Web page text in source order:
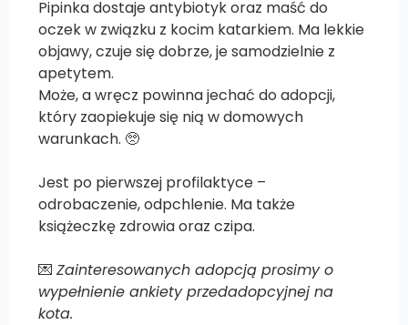
Pipinka dostaje antybiotyk oraz maść do
oczek w związku z kocim katarkiem. Ma lekkie
objawy, czuje się dobrze, je samodzielnie z
apetytem.
Może, a wręcz powinna jechać do adopcji,
który zaopiekuje się nią w domowych
warunkach. 🥺
Jest po pierwszej profilaktyce –
odrobaczenie, odpchlenie. Ma także
książeczkę zdrowia oraz czipa.
💌 Zainteresowanych adopcją prosimy o
wypełnienie ankiety przedadopcyjnej na
kota.